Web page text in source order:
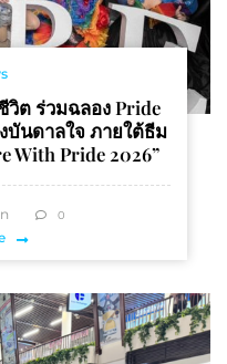
วิต ร่วมฉลอง Pride
บันดาลใจ ภายใต้ธีม
With Pride 2026”
0